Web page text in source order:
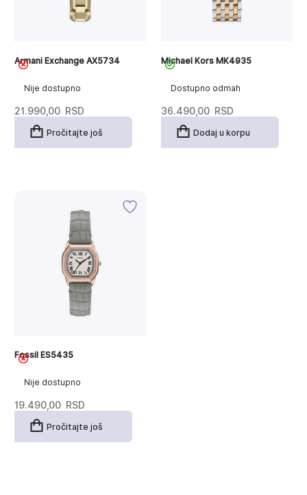
Nije dostupno
Armani Exchange AX5734
21.990,00 RSD
Pročitajte još
Dostupno odmah
Michael Kors MK4935
36.490,00 RSD
Dodaj u korpu
Nije dostupno
Fossil ES5435
19.490,00 RSD
Pročitajte još